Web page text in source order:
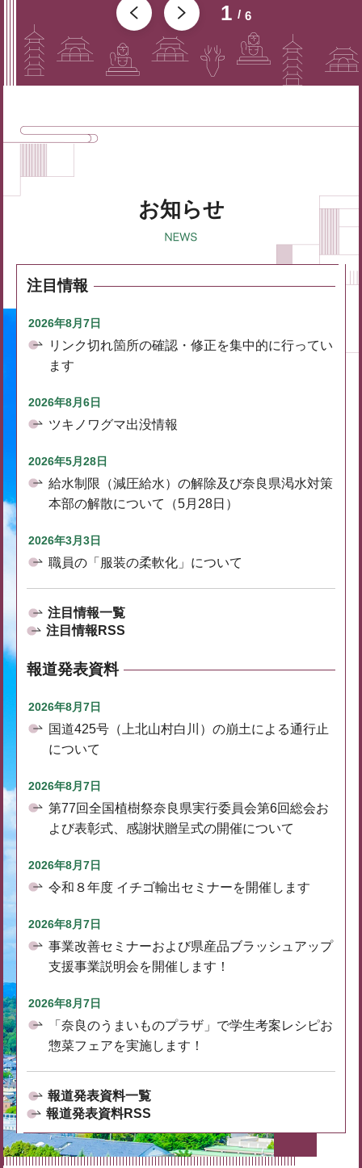
1 6
お知らせ
注目情報
2026年8月7日
リンク切れ箇所の確認・修正を集中的に行ってい
ます
2026年8月6日
ツキノワグマ出没情報
2026年5月28日
給水制限（減圧給水）の解除及び奈良県渇水対策
本部の解散について（5月28日）
2026年3月3日
職員の「服装の柔軟化」について
注目情報一覧
注目情報RSS
報道発表資料
2026年8月7日
国道425号（上北山村白川）の崩土による通行止
について
2026年8月7日
第77回全国植樹祭奈良県実行委員会第6回総会お
よび表彰式、感謝状贈呈式の開催について
2026年8月7日
令和８年度 イチゴ輸出セミナーを開催します
2026年8月7日
事業改善セミナーおよび県産品ブラッシュアップ
支援事業説明会を開催します！
2026年8月7日
「奈良のうまいものプラザ」で学生考案レシピお
惣菜フェアを実施します！
報道発表資料一覧
報道発表資料RSS